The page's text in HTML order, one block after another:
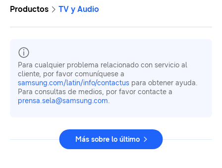
Productos
TV y Audio
Para cualquier problema relacionado con servicio al
cliente, por favor comuníquese a
samsung.com/latin/info/contactus para obtener ayuda.
Para consultas de medios, por favor contacte a
prensa.sela@samsung.com.
Más sobre lo último